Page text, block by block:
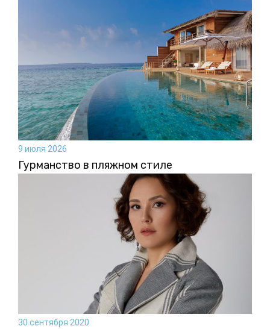
9 июля 2026
Гурманство в пляжном стиле
30 сентября 2020